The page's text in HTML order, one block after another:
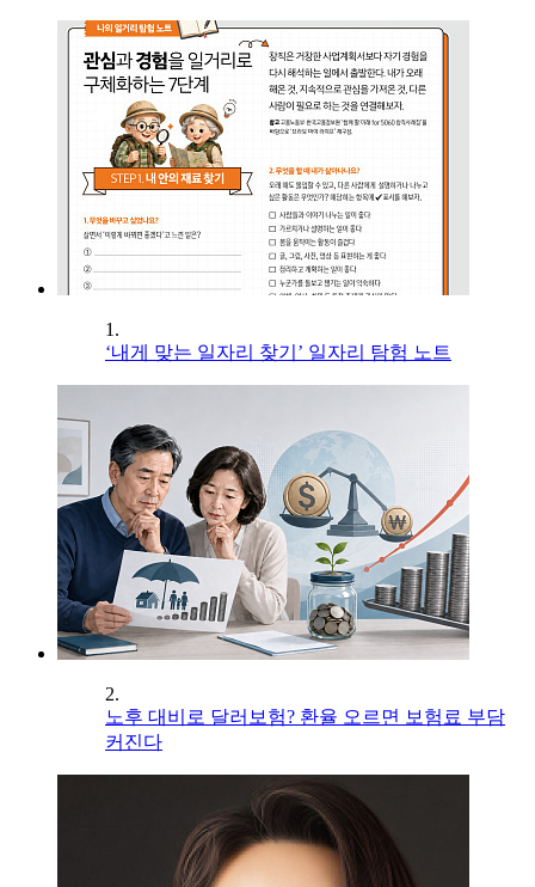
1.
‘내게 맞는 일자리 찾기’ 일자리 탐험 노트
2.
노후 대비로 달러보험? 환율 오르면 보험료 부담
커진다